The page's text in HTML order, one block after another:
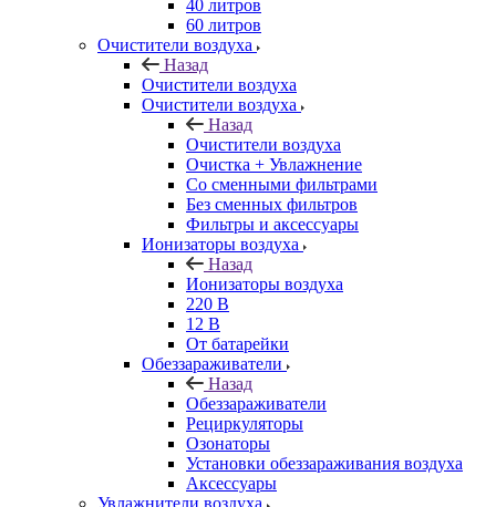
40 литров
60 литров
Очистители воздуха
Назад
Очистители воздуха
Очистители воздуха
Назад
Очистители воздуха
Очистка + Увлажнение
Cо сменными фильтрами
Без сменных фильтров
Фильтры и аксессуары
Ионизаторы воздуха
Назад
Ионизаторы воздуха
220 В
12 В
От батарейки
Обеззараживатели
Назад
Обеззараживатели
Рециркуляторы
Озонаторы
Установки обеззараживания воздуха
Аксессуары
Увлажнители воздуха